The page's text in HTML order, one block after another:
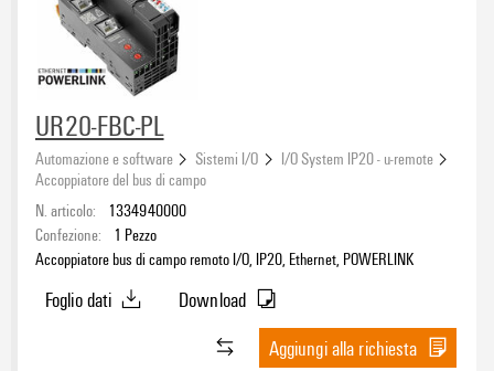
UR20-FBC-PL
Automazione e software Sistemi I/O
I/O System IP20 - u-remote
Accoppiatore del bus di campo
N. articolo:
1334940000
Confezione:
1 Pezzo
Accoppiatore bus di campo remoto I/O, IP20, Ethernet, POWERLINK
Foglio dati
Download
Aggiungi alla richiesta